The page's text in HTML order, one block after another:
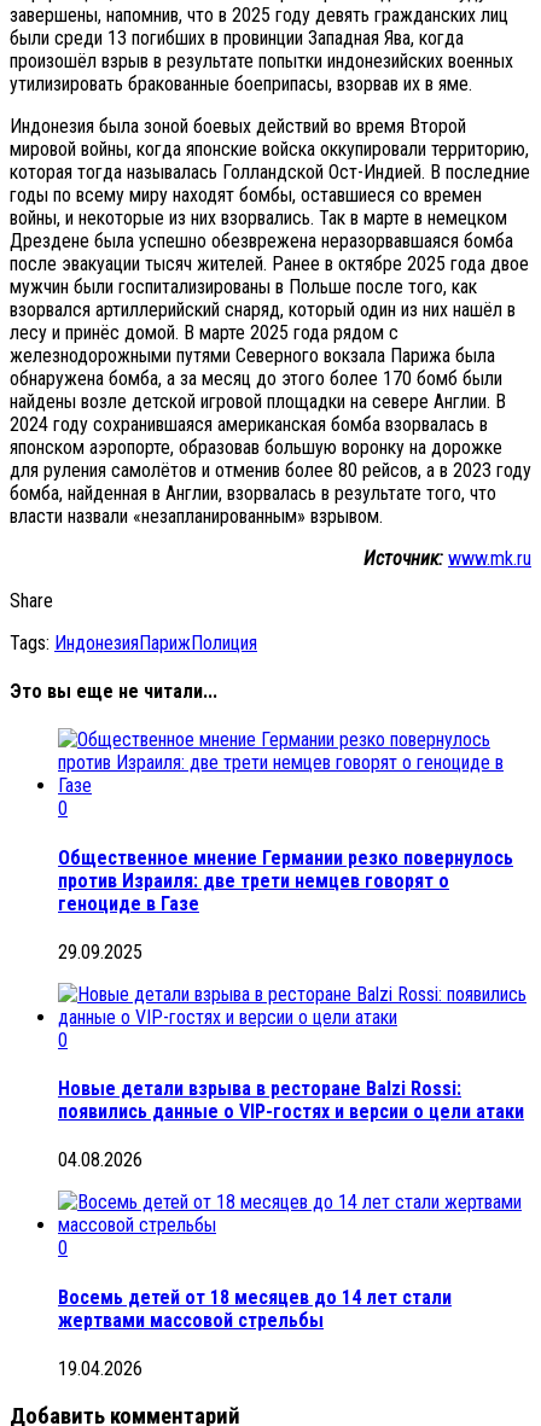
завершены, напомнив, что в 2025 году девять гражданских лиц
были среди 13 погибших в провинции Западная Ява, когда
произошёл взрыв в результате попытки индонезийских военных
утилизировать бракованные боеприпасы, взорвав их в яме.
Индонезия была зоной боевых действий во время Второй
мировой войны, когда японские войска оккупировали территорию,
которая тогда называлась Голландской Ост-Индией. В последние
годы по всему миру находят бомбы, оставшиеся со времен
войны, и некоторые из них взорвались. Так в марте в немецком
Дрездене была успешно обезврежена неразорвавшаяся бомба
после эвакуации тысяч жителей. Ранее в октябре 2025 года двое
мужчин были госпитализированы в Польше после того, как
взорвался артиллерийский снаряд, который один из них нашёл в
лесу и принёс домой. В марте 2025 года рядом с
железнодорожными путями Северного вокзала Парижа была
обнаружена бомба, а за месяц до этого более 170 бомб были
найдены возле детской игровой площадки на севере Англии. В
2024 году сохранившаяся американская бомба взорвалась в
японском аэропорте, образовав большую воронку на дорожке
для руления самолётов и отменив более 80 рейсов, а в 2023 году
бомба, найденная в Англии, взорвалась в результате того, что
власти назвали «незапланированным» взрывом.
Источник: www.mk.ru
Share
Tags: ИндонезияПарижПолиция
Это вы еще не читали...
0
Общественное мнение Германии резко повернулось
против Израиля: две трети немцев говорят о
геноциде в Газе
29.09.2025
0
Новые детали взрыва в ресторане Balzi Rossi:
появились данные о VIP-гостях и версии о цели атаки
04.08.2026
0
Восемь детей от 18 месяцев до 14 лет стали
жертвами массовой стрельбы
19.04.2026
Добавить комментарий